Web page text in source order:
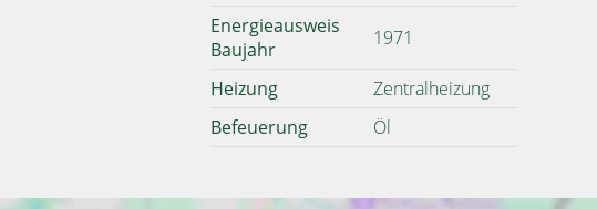
Energieausweis
Baujahr
1971
Heizung
Zentralheizung
Befeuerung
Öl